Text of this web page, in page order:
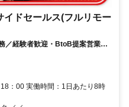
イドセールス(フルリモー
／経験者歓迎・BtoB提案営業で
：00 実働時間：1日あたり8時